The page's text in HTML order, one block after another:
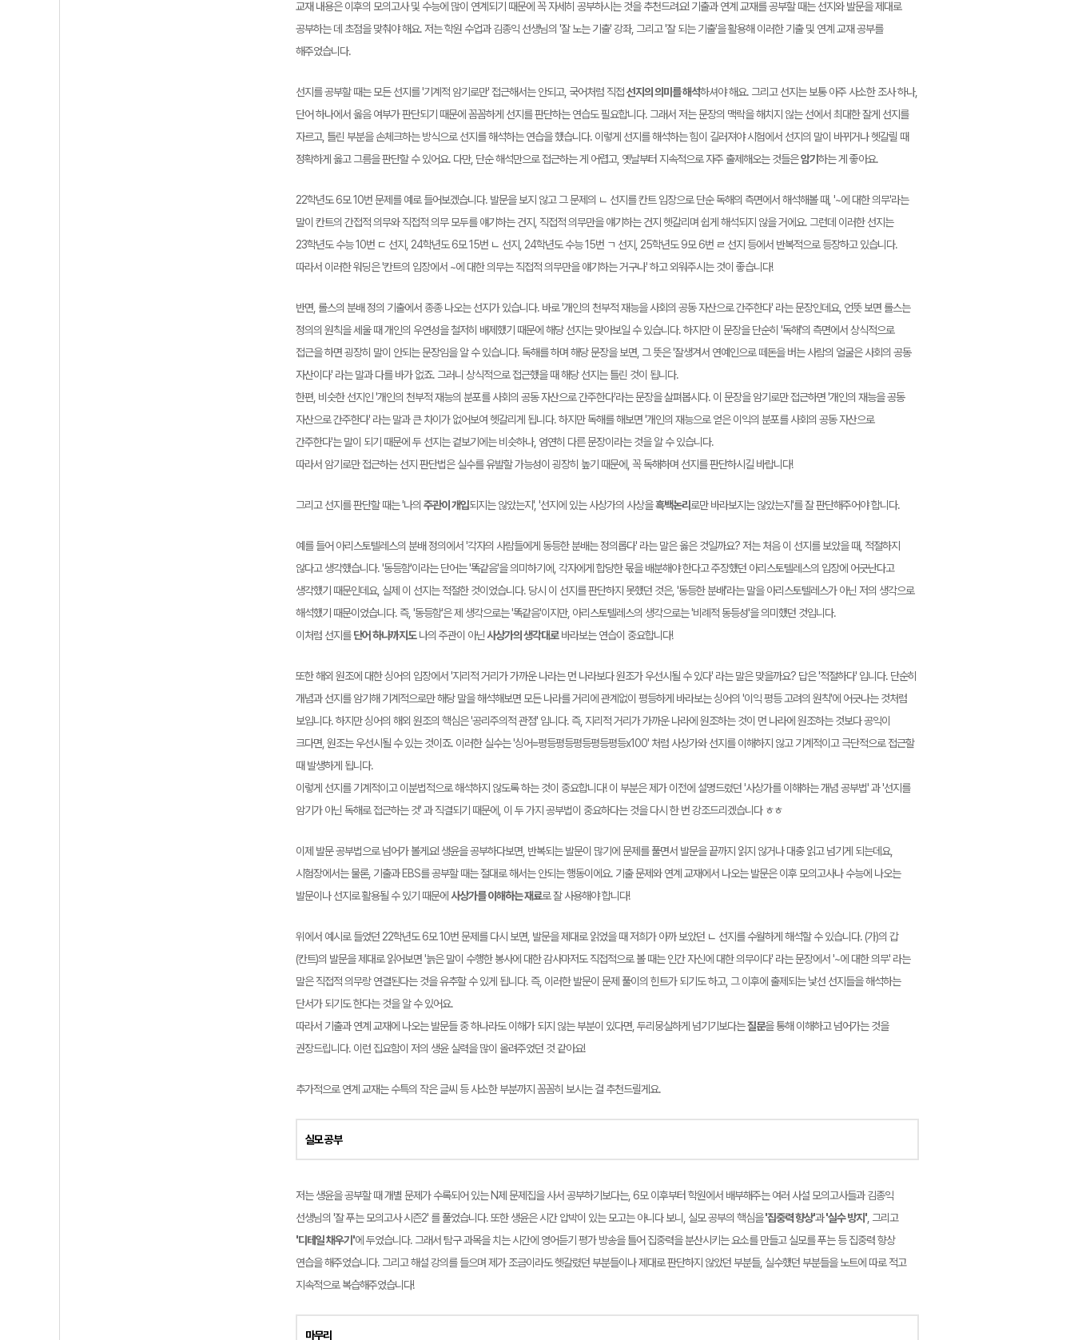
교재 내용은 이후의 모의고사 및 수능에 많이 연계되기 때문에 꼭 자세히 공부하시는 것을 추천드려요! 기출과 연계 교재를 공부할 때는 선지와 발문을 제대로
공부하는 데 초점을 맞춰야 해요. 저는 학원 수업과 김종익 선생님의 '잘 노는 기출' 강좌, 그리고 '잘 되는 기출'을 활용해 이러한 기출 및 연계 교재 공부를
해주었습니다.
선지를 공부할 때는 모든 선지를 '기계적 암기로만' 접근해서는 안되고, 국어처럼 직접선지의 의미를 해석하셔야 해요. 그리고 선지는 보통 아주 사소한 조사 하나,
단어 하나에서 옳음 여부가 판단되기 때문에 꼼꼼하게 선지를 판단하는 연습도 필요합니다. 그래서 저는 문장의 맥락을 해치지 않는 선에서 최대한 잘게 선지를
자르고, 틀린 부분을 손체크하는 방식으로 선지를 해석하는 연습을 했습니다. 이렇게 선지를 해석하는 힘이 길러져야 시험에서 선지의 말이 바뀌거나 헷갈릴 때
정확하게 옳고 그름을 판단할 수 있어요. 다만, 단순 해석만으로 접근하는 게 어렵고, 옛날부터 지속적으로 자주 출제해오는 것들은암기 하는 게 좋아요.
22학년도 6모 10번 문제를 예로 들어보겠습니다. 발문을 보지 않고 그 문제의 ㄴ 선지를 칸트 입장으로 단순 독해의 측면에서 해석해볼 때, '~에 대한 의무'라는
말이 칸트의 간접적 의무와 직접적 의무 모두를 얘기하는 건지, 직접적 의무만을 얘기하는 건지 헷갈리며 쉽게 해석되지 않을 거에요. 그런데 이러한 선지는
23학년도 수능 10번 ㄷ 선지, 24학년도 6모 15번 ㄴ 선지, 24학년도 수능 15번 ㄱ 선지, 25학년도 9모 6번 ㄹ 선지 등에서 반복적으로 등장하고 있습니다.
따라서 이러한 워딩은 '칸트의 입장에서 ~에 대한 의무는 직접적 의무만을 얘기하는 거구나' 하고 외워주시는 것이 좋습니다!
반면, 롤스의 분배 정의 기출에서 종종 나오는 선지가 있습니다. 바로 '개인의 천부적 재능을 사회의 공동 자산으로 간주한다' 라는 문장인데요, 언뜻 보면 롤스는
정의의 원칙을 세울 때 개인의 우연성을 철저히 배제했기 때문에 해당 선지는 맞아보일 수 있습니다. 하지만 이 문장을 단순히 '독해'의 측면에서 상식적으로
접근을 하면 굉장히 말이 안되는 문장임을 알 수 있습니다. 독해를 하며 해당 문장을 보면, 그 뜻은 '잘생겨서 연예인으로 떼돈을 버는 사람의 얼굴은 사회의 공동
자산이다' 라는 말과 다를 바가 없죠. 그러니 상식적으로 접근했을 때 해당 선지는 틀린 것이 됩니다.
한편, 비슷한 선지인 '개인의 천부적 재능의 분포를 사회의 공동 자산으로 간주한다'라는 문장을 살펴봅시다. 이 문장을 암기로만 접근하면 '개인의 재능을 공동
자산으로 간주한다' 라는 말과 큰 차이가 없어보여 헷갈리게 됩니다. 하지만 독해를 해보면 '개인의 재능으로 얻은 이익의 분포를 사회의 공동 자산으로
간주한다'는 말이 되기 때문에 두 선지는 겉보기에는 비슷하나, 엄연히 다른 문장이라는 것을 알 수 있습니다.
따라서 암기로만 접근하는 선지 판단법은 실수를 유발할 가능성이 굉장히 높기 때문에, 꼭 독해하며 선지를 판단하시길 바랍니다!
그리고 선지를 판단할 때는 '나의 주관이 개입되지는 않았는지', '선지에 있는 사상가의 사상을흑백논리로만 바라보지는 않았는지'를 잘 판단해주어야 합니다.
예를 들어 아리스토텔레스의 분배 정의에서 '각자의 사람들에게 동등한 분배는 정의롭다' 라는 말은 옳은 것일까요? 저는 처음 이 선지를 보았을 때, 적절하지
않다고 생각했습니다. '동등함'이라는 단어는 '똑같음'을 의미하기에, 각자에게 합당한 몫을 배분해야 한다고 주장했던 아리스토텔레스의 입장에 어긋난다고
생각했기 때문인데요, 실제 이 선지는 적절한 것이었습니다. 당시 이 선지를 판단하지 못했던 것은, '동등한 분배'라는 말을 아리스토텔레스가 아닌 저의 생각으로
해석했기 때문이었습니다. 즉, '동등함'은 제 생각으로는 '똑같음'이지만, 아리스토텔레스의 생각으로는 '비례적 동등성'을 의미했던 것입니다.
이처럼 선지를단어 하나까지도나의 주관이 아닌사상가의 생각대로바라보는 연습이 중요합니다!
또한 해외 원조에 대한 싱어의 입장에서 '지리적 거리가 가까운 나라는 먼 나라보다 원조가 우선시될 수 있다' 라는 말은 맞을까요? 답은 '적절하다' 입니다. 단순히
개념과 선지를 암기해 기계적으로만 해당 말을 해석해보면 모든 나라를 거리에 관계없이 평등하게 바라보는 싱어의 '이익 평등 고려의 원칙'에 어긋나는 것처럼
보입니다. 하지만 싱어의 해외 원조의 핵심은 '공리주의적 관점' 입니다. 즉, 지리적 거리가 가까운 나라에 원조하는 것이 먼 나라에 원조하는 것보다 공익이
크다면, 원조는 우선시될 수 있는 것이죠. 이러한 실수는 '싱어=평등평등평등평등평등x100' 처럼 사상가와 선지를 이해하지 않고 기계적이고 극단적으로 접근할
때 발생하게 됩니다.
이렇게 선지를 기계적이고 이분법적으로 해석하지 않도록 하는 것이 중요합니다! 이 부분은 제가 이전에 설명드렸던 '사상가를 이해하는 개념 공부법' 과 '선지를
암기가 아닌 독해로 접근하는 것' 과 직결되기 때문에, 이 두 가지 공부법이 중요하다는 것을 다시 한 번 강조드리겠습니다 ㅎㅎ
이제 발문 공부법으로 넘어가 볼게요! 생윤을 공부하다보면, 반복되는 발문이 많기에 문제를 풀면서 발문을 끝까지 읽지 않거나 대충 읽고 넘기게 되는데요,
시험장에서는 물론, 기출과 EBS를 공부할 때는 절대로 해서는 안되는 행동이에요. 기출 문제와 연계 교재에서 나오는 발문은 이후 모의고사나 수능에 나오는
발문이나 선지로 활용될 수 있기 때문에 사상가를 이해하는 재료로 잘 사용해야 합니다!
위에서 예시로 들었던 22학년도 6모 10번 문제를 다시 보면, 발문을 제대로 읽었을 때 저희가 아까 보았던 ㄴ 선지를 수월하게 해석할 수 있습니다. (가)의 갑
(칸트)의 발문을 제대로 읽어보면 '늙은 말이 수행한 봉사에 대한 감사마저도 직접적으로 볼 때는 인간 자신에 대한 의무이다' 라는 문장에서 '~에 대한 의무' 라는
말은 직접적 의무랑 연결된다는 것을 유추할 수 있게 됩니다. 즉, 이러한 발문이 문제 풀이의 힌트가 되기도 하고, 그 이후에 출제되는 낯선 선지들을 해석하는
단서가 되기도 한다는 것을 알 수 있어요.
따라서 기출과 연계 교재에 나오는 발문들 중 하나라도 이해가 되지 않는 부분이 있다면, 두리뭉실하게 넘기기보다는질문을 통해 이해하고 넘어가는 것을
권장드립니다. 이런 집요함이 저의 생윤 실력을 많이 올려주었던 것 같아요!
추가적으로 연계 교재는 수특의 작은 글씨 등 사소한 부분까지 꼼꼼히 보시는 걸 추천드릴게요.
실모 공부
저는 생윤을 공부할 때 개별 문제가 수록되어 있는 N제 문제집을 사서 공부하기보다는, 6모 이후부터 학원에서 배부해주는 여러 사설 모의고사들과 김종익
선생님의 '잘 푸는 모의고사 시즌2' 를 풀었습니다. 또한 생윤은 시간 압박이 있는 모고는 아니다 보니, 실모 공부의 핵심을'집중력 향상'과'실수 방지' , 그리고
'디테일 채우기'에 두었습니다. 그래서 탐구 과목을 치는 시간에 영어듣기 평가 방송을 틀어 집중력을 분산시키는 요소를 만들고 실모를 푸는 등 집중력 향상
연습을 해주었습니다. 그리고 해설 강의를 들으며 제가 조금이라도 헷갈렸던 부분들이나 제대로 판단하지 않았던 부분들, 실수했던 부분들을 노트에 따로 적고
지속적으로 복습해주었습니다!
마무리